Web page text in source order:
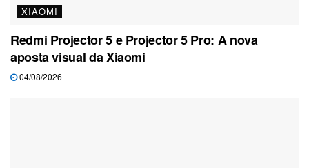
XIAOMI
Redmi Projector 5 e Projector 5 Pro: A nova
aposta visual da Xiaomi
04/08/2026